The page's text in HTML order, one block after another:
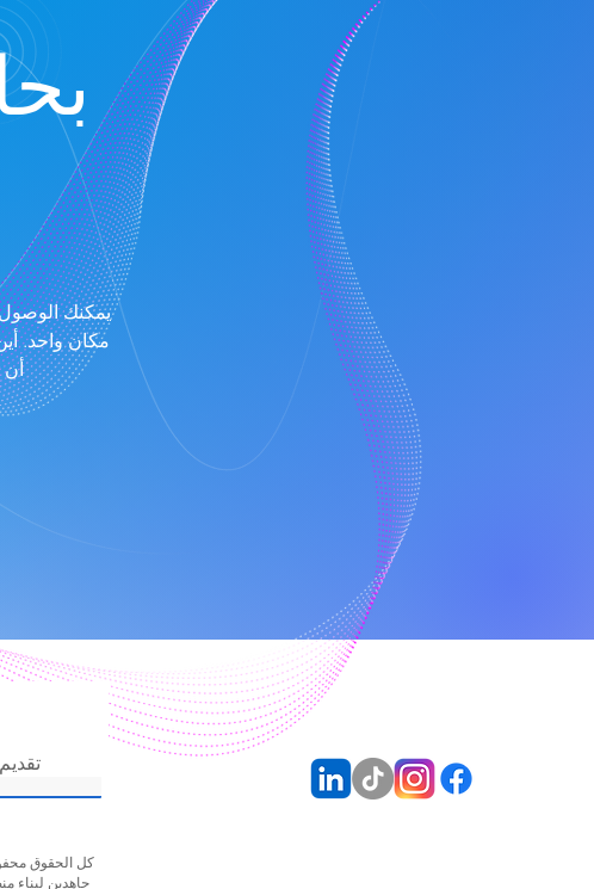
يمكنك الوصول
مكان واحد.
أن
تقديم
جاهدين لبناء